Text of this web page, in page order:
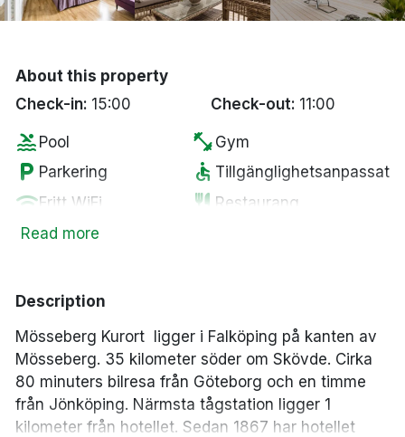
About this property
Check-in: 15:00 Check-out: 11:00
pool Pool fitness_center Gym
local_parking Parkering accessible Tillgänglighetsanpassat
wifiFritt WiFi restaurant Restaurang
smoke_freeRökfria rum
Read more
Description
Mösseberg Kurort ligger i Falköping på kanten av
Mösseberg. 35 kilometer söder om Skövde. Cirka
80 minuters bilresa från Göteborg och en timme
från Jönköping. Närmsta tågstation ligger 1
kilometer från hotellet. Sedan 1867 har hotellet